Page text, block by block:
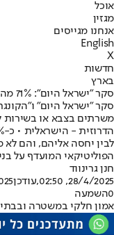
אוכל
מגזין
אנחנו מגייסים
English
X
חדשות
בארץ
סקר "ישראל היום": 71% מהדרוזים תומכים בצה"ל – ומרגישים ישראלים
סקר "ישראל היום"
משרתים בצבא או בשירות
לבין יחסה אליהם, והם לא
הפוליטיקאי המועדף על
חנן גרינווד
28/4/2025, 02:50
,עודכן
0השמעה
אמון חלקי במשטרה ובבתי